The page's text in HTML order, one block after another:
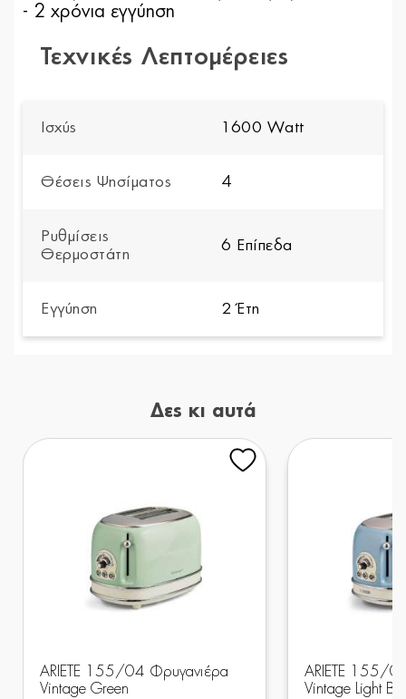
- 2 χρόνια εγγύηση
Τεχνικές Λεπτομέρειες
Ισχύς 1600 Watt
Θέσεις Ψησίματος 4
Ρυθμίσεις
Θερμοστάτη
6 Επίπεδα
Εγγύηση 2 Έτη
Δες κι αυτά
ARIETE 155/04 Φρυγανιέρα
Vintage Green
ARIETE 155/
Vintage Light